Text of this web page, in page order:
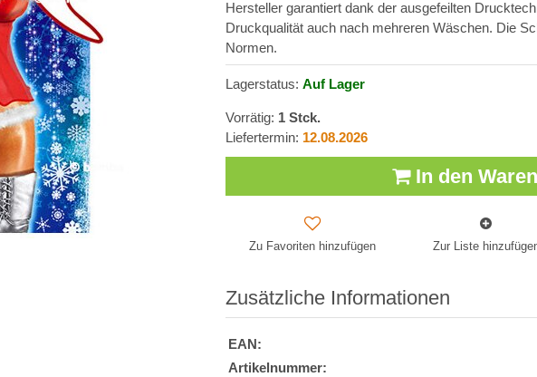
Hersteller garantiert dank der ausgefeilten
Druckqualität auch nach mehreren Wäschen. Die
Normen.
Lagerstatus: Auf Lager
Vorrätig: 1 Stck.
Liefertermin: 12.08.2026
In den
Zu Favoriten hinzufügen Zur Liste
Zusätzliche Informationen
EAN:
Artikelnummer: